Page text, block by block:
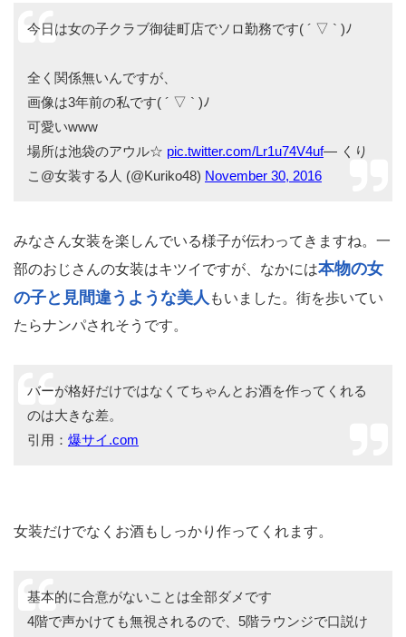
今日は女の子クラブ御徒町店でソロ勤務です( ´ ▽ ` )ﾉ
全く関係無いんですが、
画像は3年前の私です( ´ ▽ ` )ﾉ
可愛いwww
場所は池袋のアウル☆ pic.twitter.com/Lr1u74V4uf— くり
こ@女装する人 (@Kuriko48) November 30, 2016
みなさん女装を楽しんでいる様子が伝わってきますね。一
部のおじさんの女装はキツイですが、なかには本物の女
の子と見間違うような美人 もいました。街を歩いてい
たらナンパされそうです。
バーが格好だけではなくてちゃんとお酒を作ってくれる
のは大きな差。
引用： 爆サイ.com
女装だけでなくお酒もしっかり作ってくれます。
基本的に合意がないことは全部ダメです
4階で声かけても無視されるので、5階ラウンジで口説け